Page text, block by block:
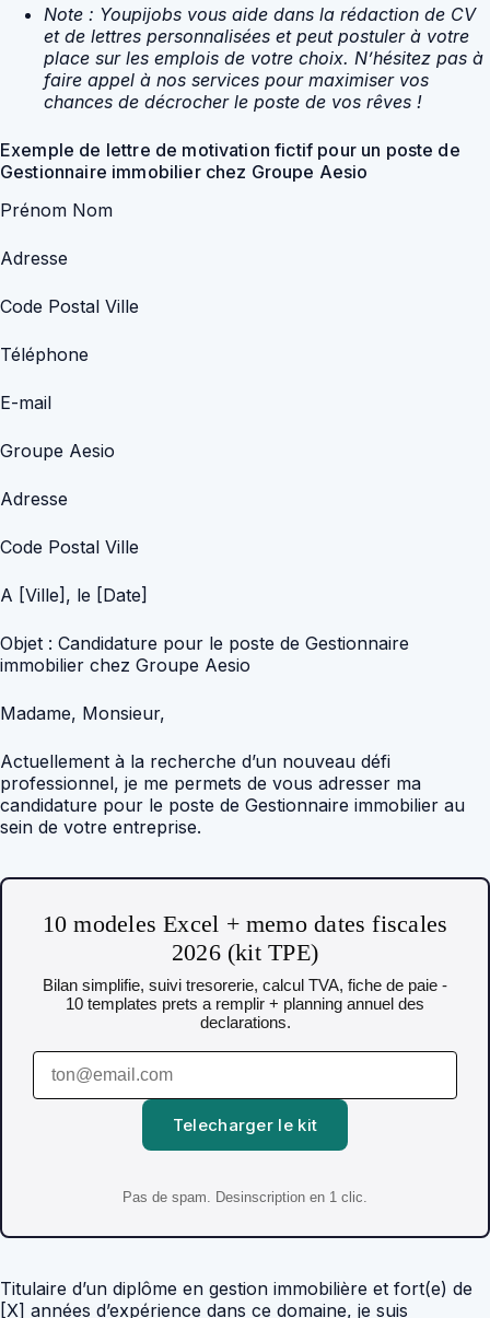
Note : Youpijobs vous aide dans la rédaction de CV
et de lettres personnalisées et peut postuler à votre
place sur les emplois de votre choix. N’hésitez pas à
faire appel à nos services pour maximiser vos
chances de décrocher le poste de vos rêves !
Exemple de lettre de motivation fictif pour un poste de
Gestionnaire immobilier chez Groupe Aesio
Prénom Nom
Adresse
Code Postal Ville
Téléphone
E-mail
Groupe Aesio
Adresse
Code Postal Ville
A [Ville], le [Date]
Objet : Candidature pour le poste de Gestionnaire
immobilier chez Groupe Aesio
Madame, Monsieur,
Actuellement à la recherche d’un nouveau défi
professionnel, je me permets de vous adresser ma
candidature pour le poste de Gestionnaire immobilier au
sein de votre entreprise.
10 modeles Excel + memo dates fiscales
2026 (kit TPE)
Bilan simplifie, suivi tresorerie, calcul TVA, fiche de paie -
10 templates prets a remplir + planning annuel des
declarations.
Telecharger le kit
Pas de spam. Desinscription en 1 clic.
Titulaire d’un diplôme en gestion immobilière et fort(e) de
[X] années d’expérience dans ce domaine, je suis